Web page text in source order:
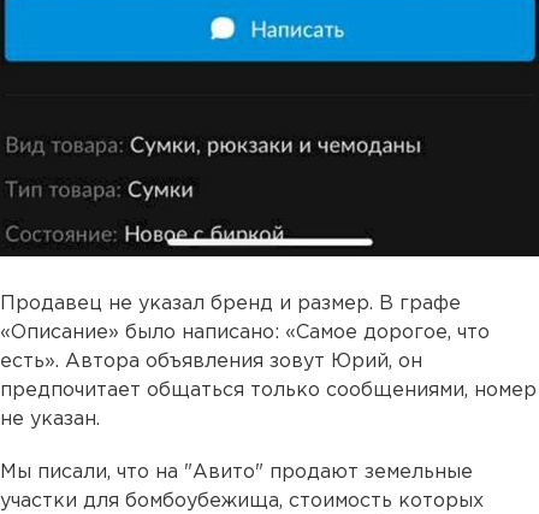
Продавец не указал бренд и размер. В графе
«Описание» было написано: «Самое дорогое, что
есть». Автора объявления зовут Юрий, он
предпочитает общаться только сообщениями, номер
не указан.
Мы писали, что на "Авито" продают земельные
участки для бомбоубежища, стоимость которых